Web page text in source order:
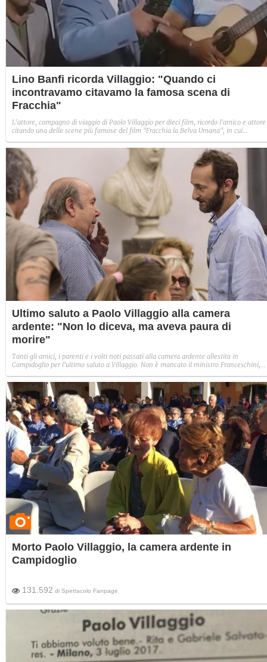
Lino Banfi ricorda Villaggio: "Quando ci
incontravamo citavamo la famosa scena di
Fracchia"
L'attore, compagno di viaggio di Paolo Villaggio per dieci film, ricordo l'amico e attore
citando una delle scene più famose del film "Fracchia la Belva Umana", in cui
Ultimo saluto a Paolo Villaggio alla camera
ardente: "Non lo diceva, ma aveva paura di
morire"
Tanti gli amici, i parenti e i volti noti passati alla camera ardente allestita in
Campidoglio per l'ultimo saluto a Villaggio. Non è mancato il ministro Franceschini,
diceva sempre che non gli sarebbe piaciuto morire durante i Mondiali, perché
altrimenti non se lo sarebbe filato nessuno".
Morto Paolo Villaggio, la camera ardente in
Campidoglio
131.592 di Spettacolo Fanpage